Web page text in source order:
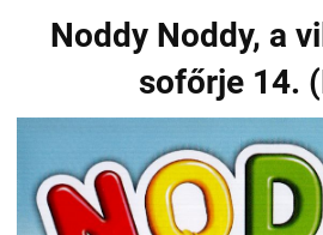
Noddy Noddy, a
sofőrje 14.